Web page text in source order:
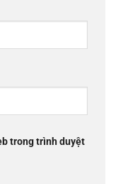
trong trình duyệt